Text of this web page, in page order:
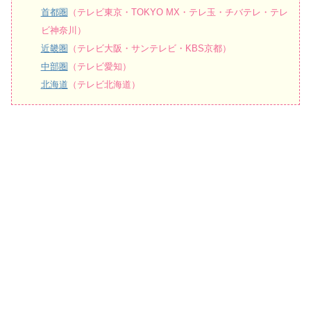
首都圏 （テレビ東京・TOKYO MX・テレ玉・チバテレ・テレ
ビ神奈川）
近畿圏 （テレビ大阪・サンテレビ・KBS京都）
中部圏 （テレビ愛知）
北海道 （テレビ北海道）